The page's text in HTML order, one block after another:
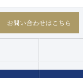
お問い合わせはこちら